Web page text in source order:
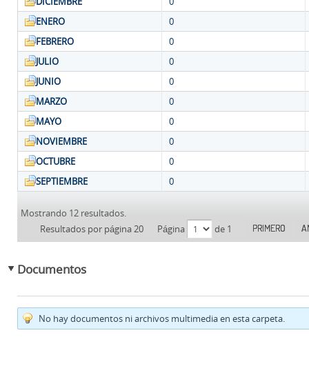
ENERO
0
FEBRERO
0
JULIO
0
JUNIO
0
MARZO
0
MAYO
0
NOVIEMBRE
0
OCTUBRE
0
SEPTIEMBRE
0
Mostrando 12 resultados.
Resultados por página 20
Página de 1 PRIMERO
Documentos
No hay documentos ni archivos multimedia en esta carpeta.